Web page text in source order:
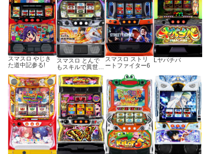
スマスロ やじき
た道中記参る!
スマスロ とんで
もスキルで異世界
放浪メシ
スマスロ ストリ
ートファイター6
Lヤバチバ